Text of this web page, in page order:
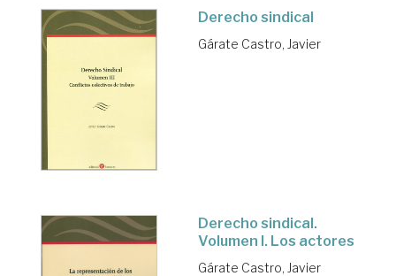
Derecho sindical
Gárate Castro, Javier
Derecho sindical.
Volumen I. Los actores
Gárate Castro, Javier